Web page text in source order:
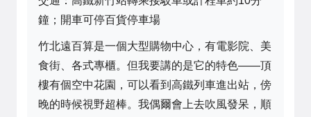
鐘；開車可停百貨停車場
竹北遠百算是一個大型購物中心，有電影院、美
食街、各式專櫃。但我要講的是它的特色——頂
樓有個空中花園，可以看到高鐵列車進出站，傍
晚的時候視野超棒。我偶爾會上去吹風發呆，順